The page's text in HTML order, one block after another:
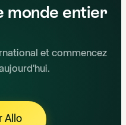
monde entier
et commencez
Allo